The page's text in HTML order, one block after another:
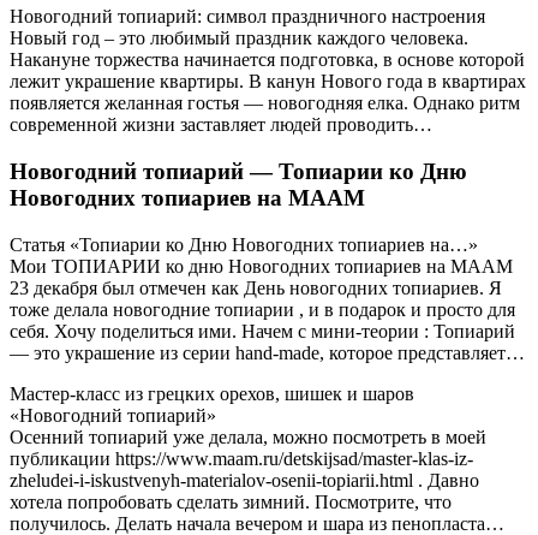
Новогодний топиарий: символ праздничного настроения
Новый год – это любимый праздник каждого человека.
Накануне торжества начинается подготовка, в основе которой
лежит украшение квартиры. В канун Нового года в квартирах
появляется желанная гостья — новогодняя елка. Однако ритм
современной жизни заставляет людей проводить…
Новогодний топиарий — Топиарии ко Дню
Новогодних топиариев на МAAM
Статья «Топиарии ко Дню Новогодних топиариев на…»
Мои ТОПИАРИИ ко дню Новогодних топиариев на МААМ
23 декабря был отмечен как День новогодних топиариев. Я
тоже делала новогодние топиарии , и в подарок и просто для
себя. Хочу поделиться ими. Начем с мини-теории : Топиарий
— это украшение из серии hand-made, которое представляет…
Мастер-класс из грецких орехов, шишек и шаров
«Новогодний топиарий»
Осенний топиарий уже делала, можно посмотреть в моей
публикации https://www.maam.ru/detskijsad/master-klas-iz-
zheludei-i-iskustvenyh-materialov-osenii-topiarii.html . Давно
хотела попробовать сделать зимний. Посмотрите, что
получилось. Делать начала вечером и шара из пенопласта…